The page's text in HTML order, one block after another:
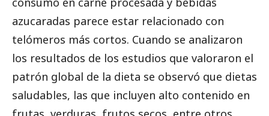
azucaradas parece estar relacionado con
telómeros más cortos. Cuando se analizaron
los resultados de los estudios que valoraron el
patrón global de la dieta se observó que dietas
saludables, las que incluyen alto contenido en